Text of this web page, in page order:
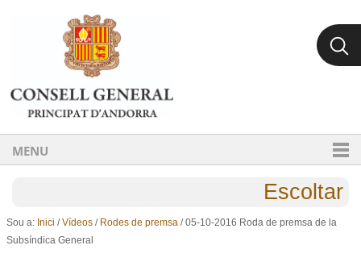
Ves al contingut.
Salta a la navegació
MENU
Escoltar
Sou a: Inici /Vídeos / Rodes de premsa /05-10-2016 Roda de premsa de la
Subsíndica General